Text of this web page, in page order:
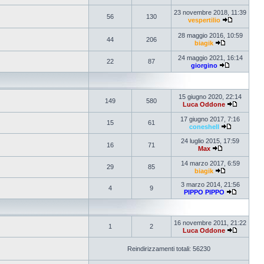
56 130
23 novembre 2018, 11:39
vespertilio
44 206
28 maggio 2016, 10:59
biagik
22 87
24 maggio 2021, 16:14
giorgino
149 580
15 giugno 2020, 22:14
Luca Oddone
15 61
17 giugno 2017, 7:16
coneshell
16 71
24 luglio 2015, 17:59
Max
29 85
14 marzo 2017, 6:59
biagik
4 9
3 marzo 2014, 21:56
PIPPO PIPPO
1 2
16 novembre 2011, 21:22
Luca Oddone
Reindirizzamenti totali: 56230